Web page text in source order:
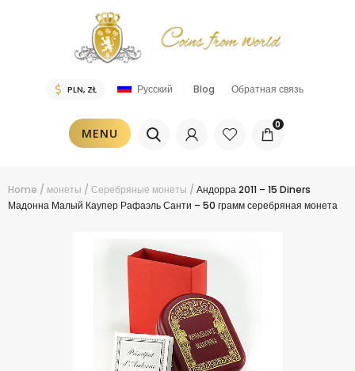
Русский Blog Обратная связь
MENU
0
Home / монеты / Серебряные монеты / Андорра 2011 – 15 Diners
Мадонна Малый Каупер Рафаэль Санти – 50 грамм серебряная монета